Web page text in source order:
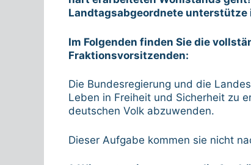
Landtagsabgeordnete
Im Folgenden finden Sie die
Fraktionsvorsitzenden:
Die Bundesregierung und die
Leben in Freiheit und Sicherheit zu
deutschen Volk abzuwenden.
Dieser Aufgabe kommen sie nicht